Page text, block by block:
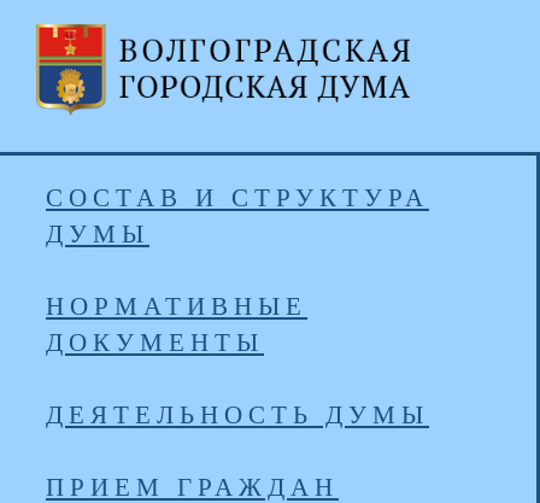
СОСТАВ И СТРУКТУРА
ДУМЫ
НОРМАТИВНЫЕ
ДОКУМЕНТЫ
ДЕЯТЕЛЬНОСТЬ ДУМЫ
ПРИЕМ ГРАЖДАН